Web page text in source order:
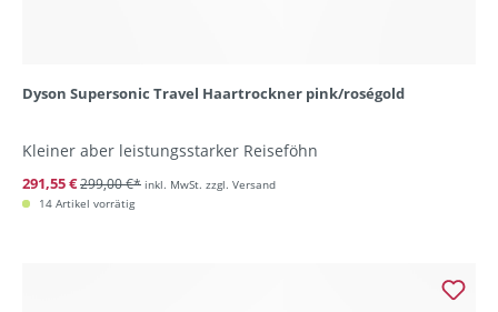
Dyson Supersonic Travel Haartrockner pink/roségold
Kleiner aber leistungsstarker Reiseföhn
291,55 €299,00 €* inkl. MwSt. zzgl. Versand
14 Artikel vorrätig